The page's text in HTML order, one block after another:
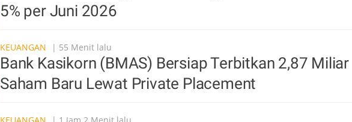
5% per Juni 2026
KEUANGAN | 55 Menit lalu
Bank Kasikorn (BMAS) Bersiap Terbitkan 2,87 Miliar
Saham Baru Lewat Private Placement